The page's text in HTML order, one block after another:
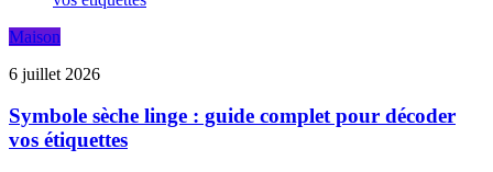
Maison
6 juillet 2026
Symbole sèche linge : guide complet pour décoder
vos étiquettes